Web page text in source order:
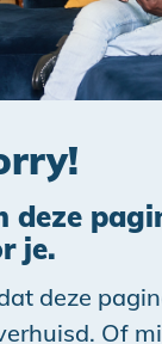
deze
je.
deze
Of